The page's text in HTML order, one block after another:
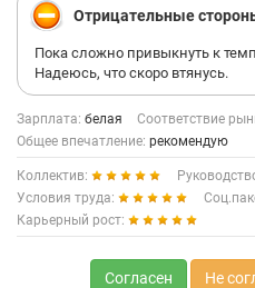
Отрицательные
Пока сложно привыкнуть к
Надеюсь, что скоро втянусь.
Зарплата: белая Соответствие
Общее впечатление: рекомендую
Коллектив:
Условия труда:
Карьерный рост:
Согласен Не